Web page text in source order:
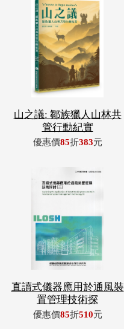
山之議: 鄒族獵人山林共
管行動紀實
優惠價85折383元
直讀式儀器應用於通風裝
置管理技術探
優惠價85折510元